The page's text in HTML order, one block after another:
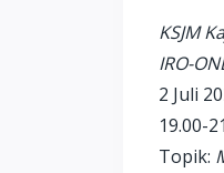
KSJM
IRO-
2 Juli
19.00-
Topik: